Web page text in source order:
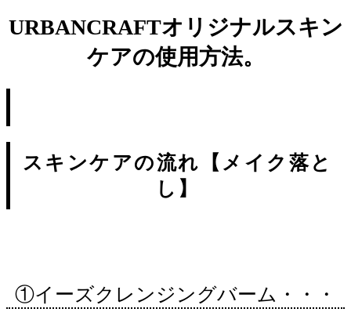
URBANCRAFTオリジナルスキン
ケアの使用方法。
スキンケアの流れ 【メイク落と
し】
①イーズクレンジングバーム・・・